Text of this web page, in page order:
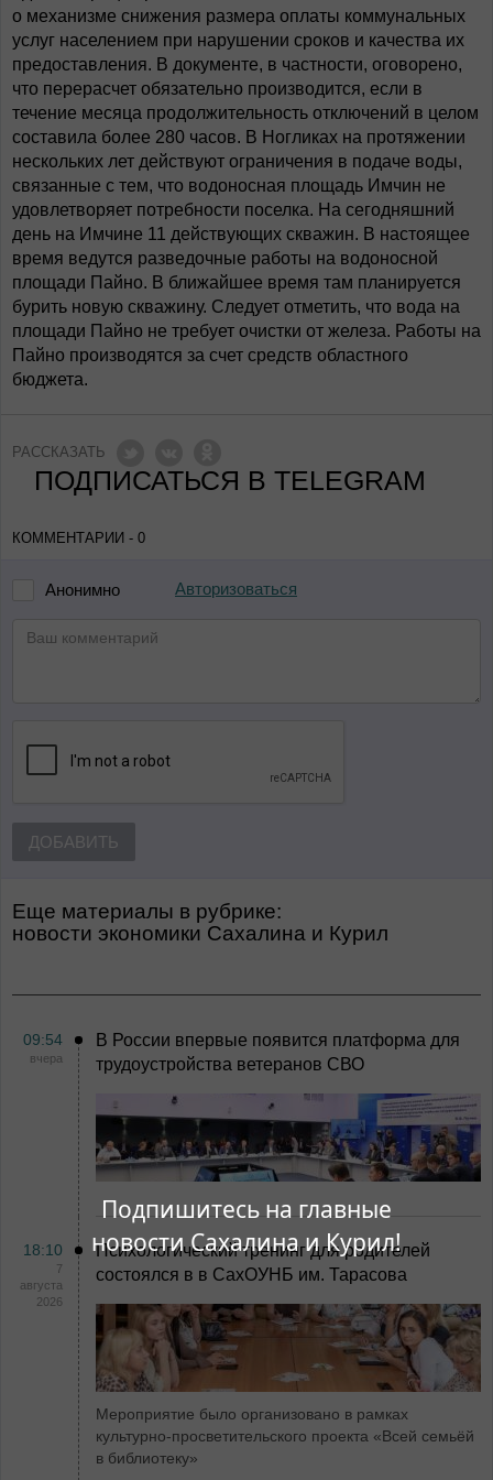
Подпишитесь на главные
новости Сахалина и Курил!
о механизме снижения размера оплаты коммунальных
услуг населением при нарушении сроков и качества их
предоставления. В документе, в частности, оговорено,
что перерасчет обязательно производится, если в
течение месяца продолжительность отключений в целом
составила более 280 часов. В Ногликах на протяжении
нескольких лет действуют ограничения в подаче воды,
связанные с тем, что водоносная площадь Имчин не
удовлетворяет потребности поселка. На сегодняшний
день на Имчине 11 действующих скважин. В настоящее
время ведутся разведочные работы на водоносной
площади Пайно. В ближайшее время там планируется
бурить новую скважину. Следует отметить, что вода на
площади Пайно не требует очистки от железа. Работы на
Пайно производятся за счет средств областного
бюджета.
РАССКАЗАТЬ
ПОДПИСАТЬСЯ В TELEGRAM
КОММЕНТАРИИ - 0
Анонимно Авторизоваться
ДОБАВИТЬ
Еще материалы в рубрике:
Новости экономики Сахалина и Курил
09:54
вчера
В России впервые появится платформа для
трудоустройства ветеранов СВО
18:10
7
августа
2026
Психологический тренинг для родителей
состоялся в в СахОУНБ им. Тарасова
Мероприятие было организовано в рамках
культурно-просветительского проекта «Всей семьёй
в библиотеку»